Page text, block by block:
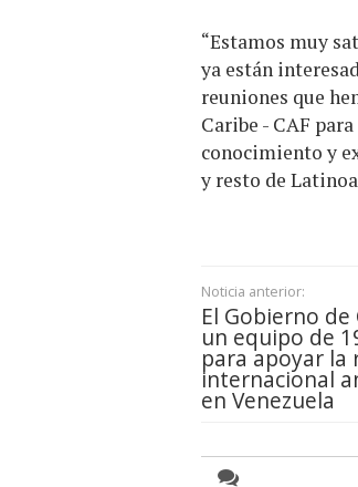
“Estamos muy
ya están
reuniones que
Caribe - CAF
conocimiento y
y resto de
Noticia anterior:
El Gobierno
un equipo de
para apoyar la
internacional
en Venezuela